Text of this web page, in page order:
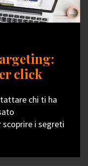
click
chi ti ha
scoprire i segreti